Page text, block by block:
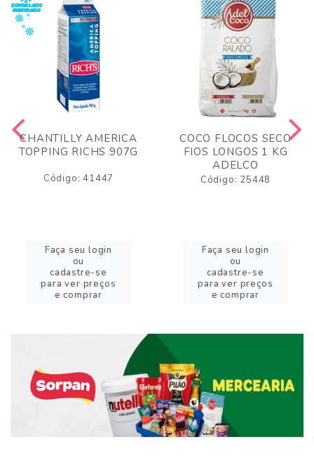
CHANTILLY AMERICA
TOPPING RICHS 907G
Código: 41447
Faça seu login
ou
cadastre-se
para ver preços
e comprar
COCO FLOCOS SECO
FIOS LONGOS 1 KG
ADELCO
Código: 25448
Faça seu login
ou
cadastre-se
para ver preços
e comprar